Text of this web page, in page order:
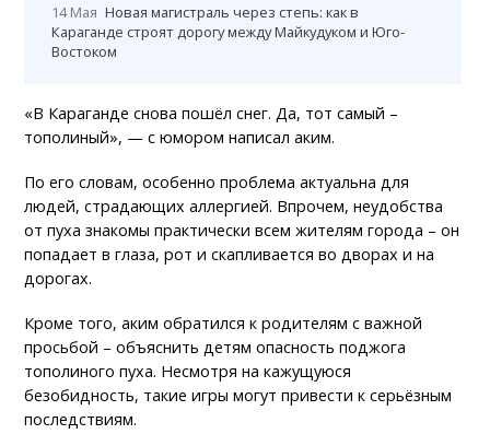
14 Мая Новая магистраль через степь: как в
Караганде строят дорогу между Майкудуком и Юго-
Востоком
«В Караганде снова пошёл снег. Да, тот самый –
тополиный», — с юмором написал аким.
По его словам, особенно проблема актуальна для
людей, страдающих аллергией. Впрочем, неудобства
от пуха знакомы практически всем жителям города – он
попадает в глаза, рот и скапливается во дворах и на
дорогах.
Кроме того, аким обратился к родителям с важной
просьбой – объяснить детям опасность поджога
тополиного пуха. Несмотря на кажущуюся
безобидность, такие игры могут привести к серьёзным
последствиям.